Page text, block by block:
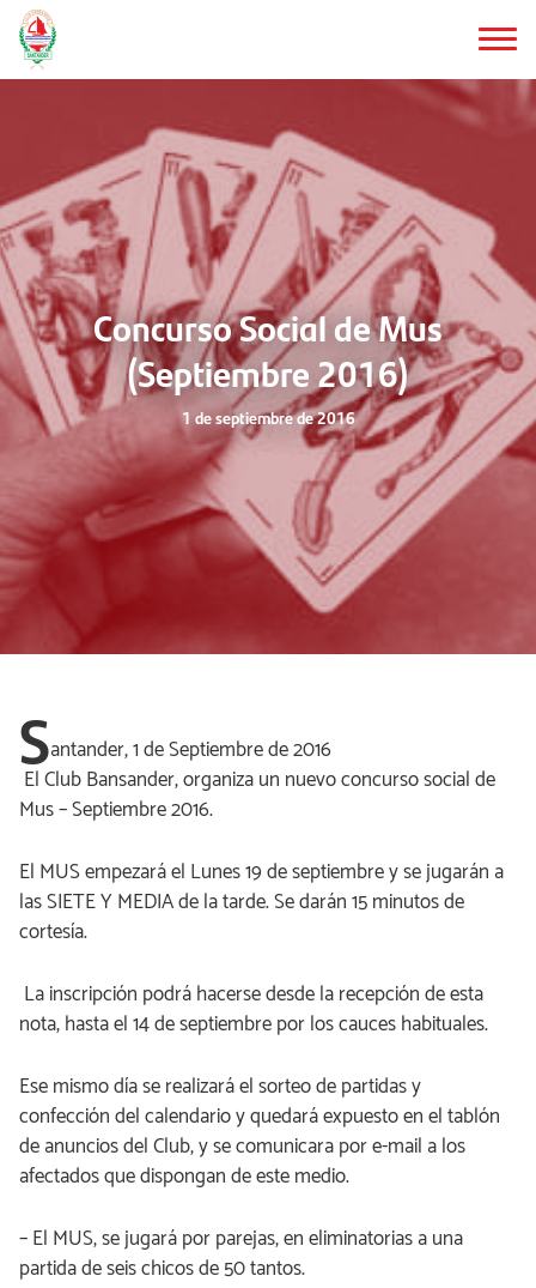
Saltar
al
contenido
Concurso Social de Mus
(Septiembre 2016)
1 de septiembre de 2016
Santander, 1 de Septiembre de 2016
El Club Bansander, organiza un nuevo concurso social de
Mus – Septiembre 2016.
El MUS empezará el Lunes 19 de septiembre y se jugarán a
las SIETE Y MEDIA de la tarde. Se darán 15 minutos de
cortesía.
La inscripción podrá hacerse desde la recepción de esta
nota, hasta el 14 de septiembre por los cauces habituales.
Ese mismo día se realizará el sorteo de partidas y
confección del calendario y quedará expuesto en el tablón
de anuncios del Club, y se comunicara por e-mail a los
afectados que dispongan de este medio.
– El MUS, se jugará por parejas, en eliminatorias a una
partida de seis chicos de 50 tantos.